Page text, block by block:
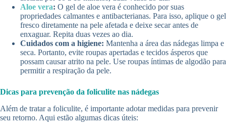
Aloe vera: O gel de aloe vera é conhecido por suas
propriedades calmantes e antibacterianas. Para isso, aplique o gel
fresco diretamente na pele afetada e deixe secar antes de
enxaguar. Repita duas vezes ao dia.
Cuidados com a higiene: Mantenha a área das nádegas limpa e
seca. Portanto, evite roupas apertadas e tecidos ásperos que
possam causar atrito na pele. Use roupas íntimas de algodão para
permitir a respiração da pele.
Dicas para prevenção da foliculite nas nádegas
Além de tratar a foliculite, é importante adotar medidas para prevenir
seu retorno. Aqui estão algumas dicas úteis: